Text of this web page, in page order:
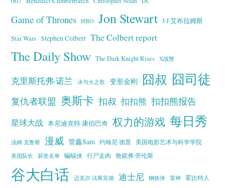
Game of Thrones HBO Jon Stewart J·J·艾布拉姆斯
Star Wars Stephen Colbert The Colbert report
The Daily Show The Dark Knight Rises X战警
克里斯托弗·诺兰 冰与火之歌 变形金刚 囧叔 囧司徒
复仇者联盟 奥斯卡 扣叔 扣扣熊 扣扣熊报告
星球大战 本尼迪克特·康伯巴奇 权力的游戏 每日秀
汤姆·克鲁斯 漫威 管鑫Sam 约翰尼·德普
美国电影艺术与科学学院
美国队长
获奖名单 蝙蝠侠 行尸走肉 詹妮弗·劳伦斯
谷大白话 迈克尔·法斯宾德 迪士尼 钢铁侠 雷神 霍比特人